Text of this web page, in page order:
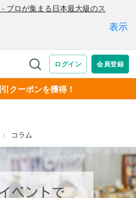
クーポンを獲得！
コラム